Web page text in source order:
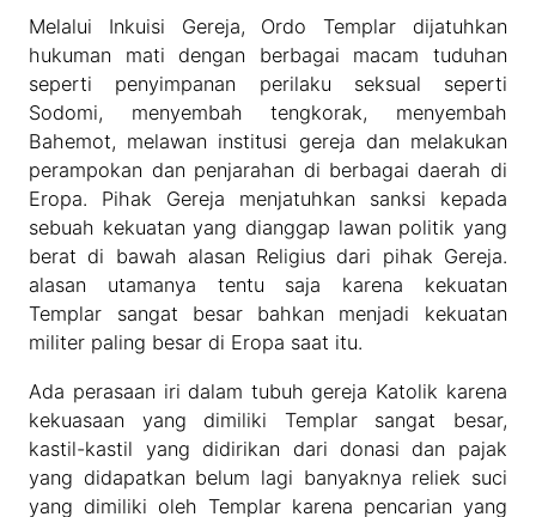
Melalui Inkuisi Gereja, Ordo Templar dijatuhkan
hukuman mati dengan berbagai macam tuduhan
seperti penyimpanan perilaku seksual seperti
Sodomi, menyembah tengkorak, menyembah
Bahemot, melawan institusi gereja dan melakukan
perampokan dan penjarahan di berbagai daerah di
Eropa. Pihak Gereja menjatuhkan sanksi kepada
sebuah kekuatan yang dianggap lawan politik yang
berat di bawah alasan Religius dari pihak Gereja.
alasan utamanya tentu saja karena kekuatan
Templar sangat besar bahkan menjadi kekuatan
militer paling besar di Eropa saat itu.
Ada perasaan iri dalam tubuh gereja Katolik karena
kekuasaan yang dimiliki Templar sangat besar,
kastil-kastil yang didirikan dari donasi dan pajak
yang didapatkan belum lagi banyaknya reliek suci
yang dimiliki oleh Templar karena pencarian yang